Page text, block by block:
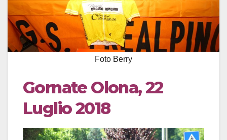
Foto Berry
Gornate Olona, 22
Luglio 2018